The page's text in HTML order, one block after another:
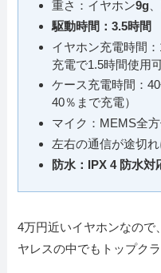
重さ：イヤホン9g
駆動時間：3.5時間
イヤホン充電時間
充電で1.5時間使用可
ケース充電時間：
40％まで充電）
マイク：MEMS全
左右の通信が途切
防水：IPX 4 防水対
4万円近いイヤホンなので
ヤレスの中でもトップクラ